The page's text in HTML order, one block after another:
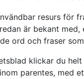
resurs för
är bekant
ord och fraser
klickar du
parentes, med